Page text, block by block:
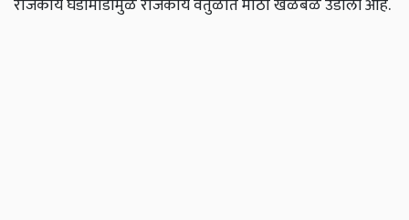
राजकीय घडामोडीमुळे राजकीय वर्तुळात मोठी खळबळ उडाली आहे.